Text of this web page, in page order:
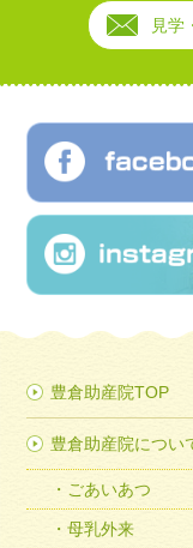
見学
豊倉助産院TOP
豊倉助産院につい
ごあいあつ
母乳外来